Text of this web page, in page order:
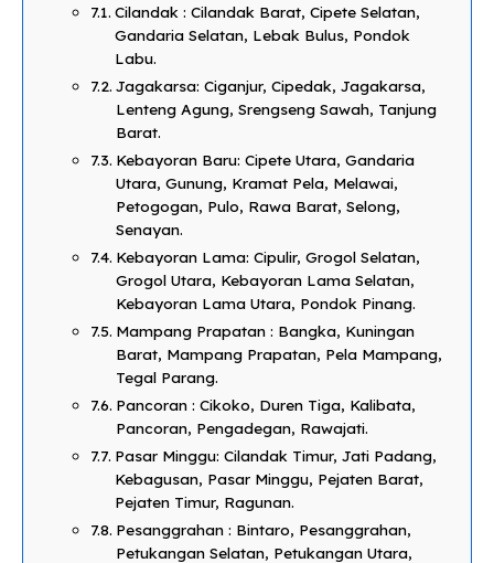
Cilandak : Cilandak Barat, Cipete Selatan,
Gandaria Selatan, Lebak Bulus, Pondok
Labu.
Jagakarsa: Ciganjur, Cipedak, Jagakarsa,
Lenteng Agung, Srengseng Sawah, Tanjung
Barat.
Kebayoran Baru: Cipete Utara, Gandaria
Utara, Gunung, Kramat Pela, Melawai,
Petogogan, Pulo, Rawa Barat, Selong,
Senayan.
Kebayoran Lama: Cipulir, Grogol Selatan,
Grogol Utara, Kebayoran Lama Selatan,
Kebayoran Lama Utara, Pondok Pinang.
Mampang Prapatan : Bangka, Kuningan
Barat, Mampang Prapatan, Pela Mampang,
Tegal Parang.
Pancoran : Cikoko, Duren Tiga, Kalibata,
Pancoran, Pengadegan, Rawajati.
Pasar Minggu: Cilandak Timur, Jati Padang,
Kebagusan, Pasar Minggu, Pejaten Barat,
Pejaten Timur, Ragunan.
Pesanggrahan : Bintaro, Pesanggrahan,
Petukangan Selatan, Petukangan Utara,